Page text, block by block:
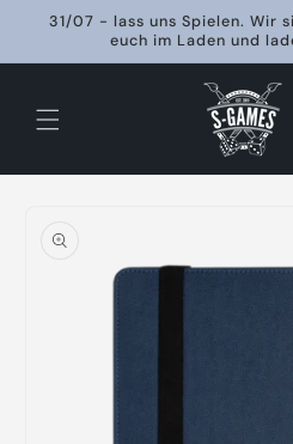
zum
31/07 - lass uns Spielen. Wir
euch im Laden und